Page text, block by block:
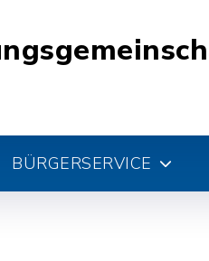
BÜRGERSERVICE